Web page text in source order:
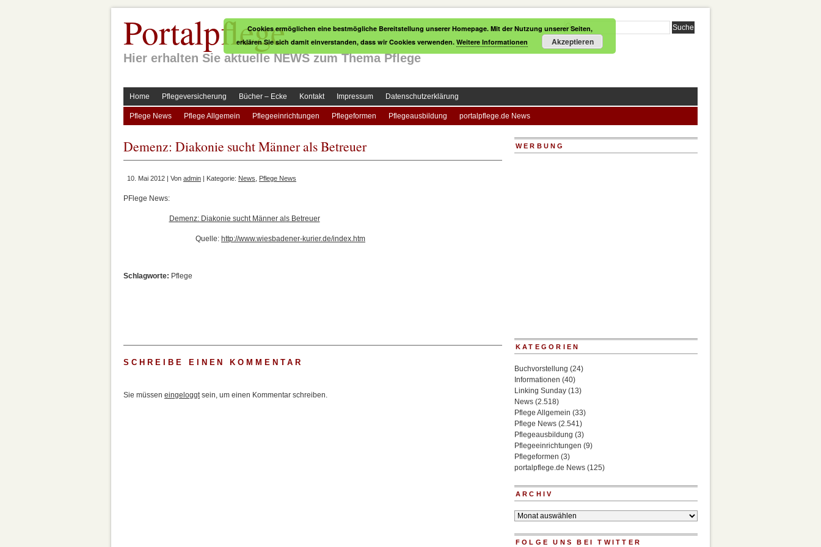
Portalpflege
Hier erhalten Sie aktuelle NEWS zum Thema Pflege
Home Pflegeversicherung Bücher – Ecke Kontakt Impressum Datenschutzerklärung
Pflege News Pflege Allgemein Pflegeeinrichtungen Pflegeformen Pflegeausbildung portalpflege.de News
Demenz: Diakonie sucht Männer als Betreuer
10. Mai 2012 | Von admin | Kategorie: News Pflege News
PFlege News:
Demenz: Diakonie sucht Männer als Betreuer
Quelle: http://www.wiesbadener-kurier.de/index.htm
Schlagworte: Pflege
SCHREIBE EINEN KOMMENTAR
Sie müssen eingeloggtsein, um einen Kommentar schreiben.
WERBUNG
KATEGORIEN
Buchvorstellung (24)
Informationen (40)
Linking Sunday (13)
News (2.518)
Pflege Allgemein (33)
Pflege News (2.541)
Pflegeausbildung (3)
Pflegeeinrichtungen (9)
Pflegeformen (3)
portalpflege.de News (125)
ARCHIV
Archiv
FOLGE UNS BEI TWITTER
Cookies ermöglichen eine bestmögliche Bereitstellung unserer Homepage. Mit der Nutzung unserer Seiten,
erklären Sie sich damit einverstanden, dass wir Cookies verwenden. Weitere Informationen Akzeptieren